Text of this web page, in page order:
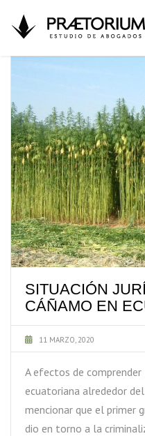
SITUACIÓN
CÁÑAMO EN
11 MARZO, 2020
A efectos de
ecuatoriana alrededor
mencionar que el primer
dio en torno a la